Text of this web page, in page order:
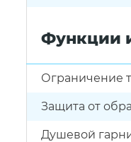
Функции
Ограничение
Защита от
Душевой